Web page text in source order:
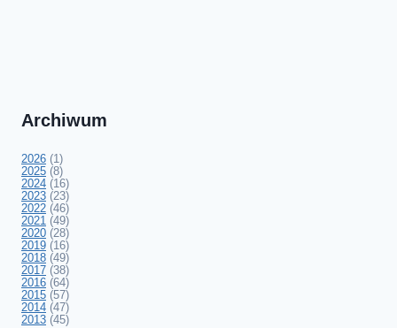
Archiwum
2026 (1)
2025 (8)
2024 (16)
2023 (23)
2022 (46)
2021 (49)
2020 (28)
2019 (16)
2018 (49)
2017 (38)
2016 (64)
2015 (57)
2014 (47)
2013 (45)